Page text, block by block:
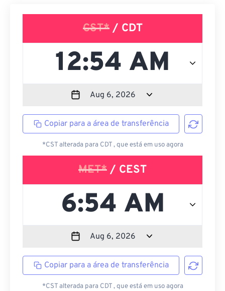
CST*/ CDT
Copiar para a área de transferência
*CST alterada para CDT , que está em uso agora
MET* / CEST
Copiar para a área de transferência
*CST alterada para CDT , que está em uso agora